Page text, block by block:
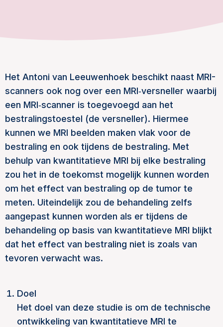
Het Antoni van Leeuwenhoek beschikt naast MRI-
scanners ook nog over een MRI‐versneller waarbij
een MRI‐scanner is toegevoegd aan het
bestralingstoestel (de versneller). Hiermee
kunnen we MRI beelden maken vlak voor de
bestraling en ook tijdens de bestraling. Met
behulp van kwantitatieve MRI bij elke bestraling
zou het in de toekomst mogelijk kunnen worden
om het effect van bestraling op de tumor te
meten. Uiteindelijk zou de behandeling zelfs
aangepast kunnen worden als er tijdens de
behandeling op basis van kwantitatieve MRI blijkt
dat het effect van bestraling niet is zoals van
tevoren verwacht was.
Doel
Het doel van deze studie is om de technische
ontwikkeling van kwantitatieve MRI te